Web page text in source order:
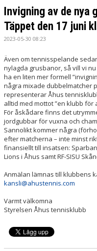
ANMÄLAN AKTIVITET
KALENDER
GYM
KÖP KLUBBKLÄDER
ÅTK TRÄNINGSVERKSAMHET
Invigning av de nya
Täppet den 17 juni
2023-05-30 08:23
Även om tennisspelande
nylagda grusbanor, så vill vi
ha en liten mer formell
några mixade dubbelmatcher
representerar Åhus
alltid med mottot ”en klubb för
För åskådare finns det
jordgubbar för vuxna och
Sannolikt kommer några
efter matcherna – inte minst
finansiellt till insatsen:
Lions i Åhus samt RF-SISU
Anmälan lämnas till klubbens
kansli@ahustennis.com
Varmt välkomna
Styrelsen Åhus tennisklubb